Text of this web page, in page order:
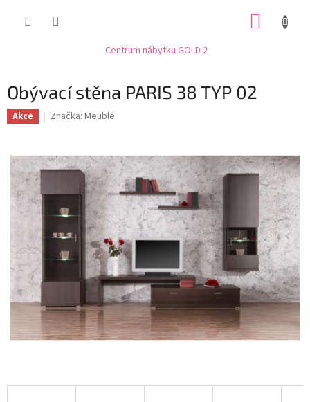
Centrum nábytku GOLD 2
Obývací stěna PARIS 38 TYP 02
Akce Značka: Meuble